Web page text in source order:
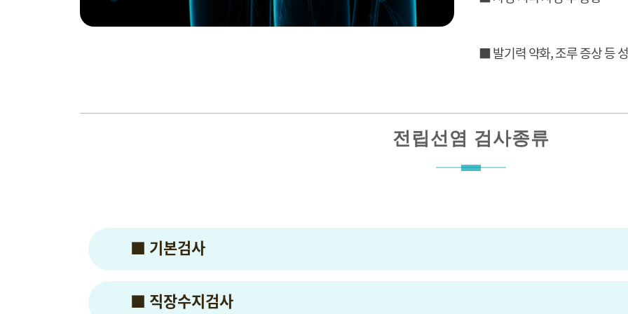
■ 발기력 약화, 조루 증상 등
전립선염 검사종류
■ 기본검사
■ 직장수지검사